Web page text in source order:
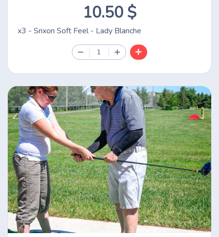
10.50 $
x3 - Srixon Soft Feel - Lady Blanche
1